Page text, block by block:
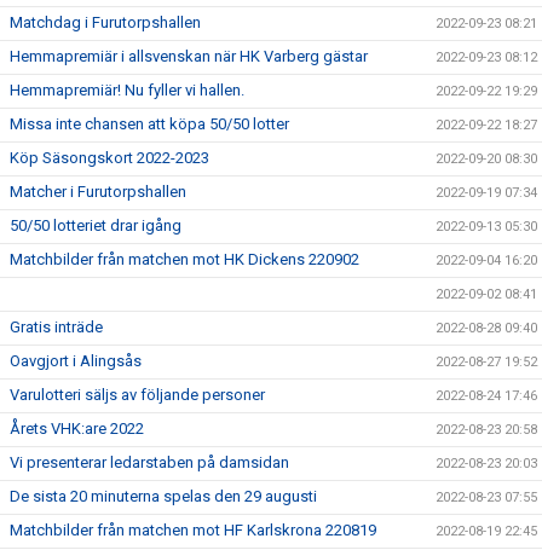
Matchdag i Furutorpshallen 2022-09-23 08:21
Hemmapremiär i allsvenskan när HK Varberg gästar 2022-09-23 08:12
Hemmapremiär! Nu fyller vi hallen. 2022-09-22 19:29
Missa inte chansen att köpa 50/50 lotter 2022-09-22 18:27
Köp Säsongskort 2022-2023 2022-09-20 08:30
Matcher i Furutorpshallen 2022-09-19 07:34
50/50 lotteriet drar igång 2022-09-13 05:30
Matchbilder från matchen mot HK Dickens 220902 2022-09-04 16:20
2022-09-02 08:41
Gratis inträde 2022-08-28 09:40
Oavgjort i Alingsås 2022-08-27 19:52
Varulotteri säljs av följande personer 2022-08-24 17:46
Årets VHK:are 2022 2022-08-23 20:58
Vi presenterar ledarstaben på damsidan 2022-08-23 20:03
De sista 20 minuterna spelas den 29 augusti 2022-08-23 07:55
Matchbilder från matchen mot HF Karlskrona 220819 2022-08-19 22:45